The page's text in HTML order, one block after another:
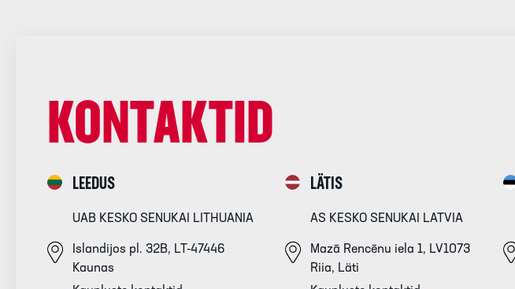
KONTAKTID
LEEDUS
UAB KESKO SENUKAI LITHUANIA
Islandijos pl. 32B, LT-47446
Kaunas
LÄTIS
AS KESKO SENUKAI LATVIA
Mazā Rencēnu iela 1, LV1073
Riia, Läti